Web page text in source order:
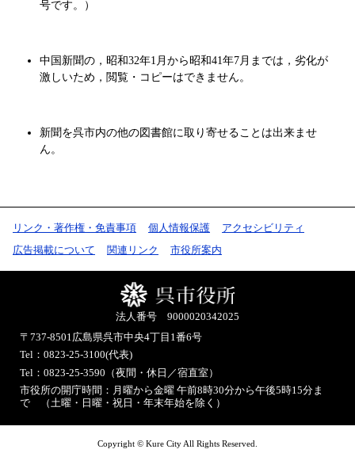
号です。）
中国新聞の，昭和32年1月から昭和41年7月までは，劣化が
激しいため，閲覧・コピーはできません。
新聞を呉市内の他の図書館に取り寄せることは出来ませ
ん。
リンク・著作権・免責事項 個人情報保護
アクセシビリティ
広告掲載について
関連リンク 市役所案内
法人番号 9000020342025
〒737-8501広島県呉市中央4丁目1番6号
Tel：0823-25-3100(代表)
Tel：0823-25-3590（夜間・休日／宿直室）
市役所の開庁時間：月曜から金曜 午前8時30分から午後5時15分ま
で （土曜・日曜・祝日・年末年始を除く）
Copyright © Kure City All Rights Reserved.